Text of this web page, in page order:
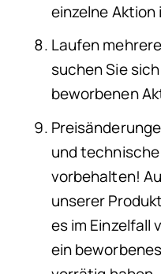
einzelne Aktion
Laufen
suchen Sie
beworbenen
und
vorbehalten!
unserer
es im Einzelfall
ein